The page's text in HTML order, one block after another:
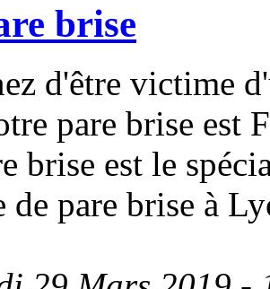
brise
d'être victime
pare brise est
brise est le
de pare brise à